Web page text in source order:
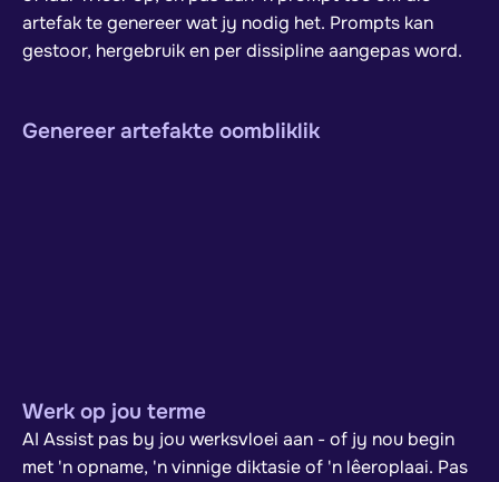
artefak te genereer wat jy nodig het. Prompts kan
gestoor, hergebruik en per dissipline aangepas word.
Genereer artefakte oombliklik
Werk op jou terme
AI Assist pas by jou werksvloei aan - of jy nou begin
met 'n opname, 'n vinnige diktasie of 'n lêeroplaai. Pas